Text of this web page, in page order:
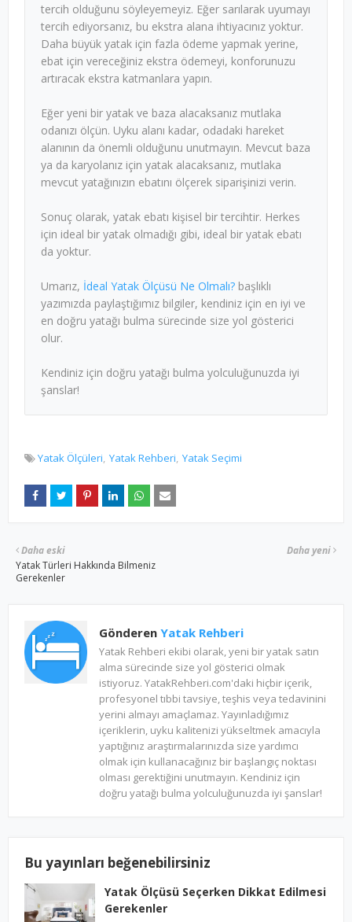
tercih olduğunu söyleyemeyiz. Eğer sarılarak uyumayı
tercih ediyorsanız, bu ekstra alana ihtiyacınız yoktur.
Daha büyük yatak için fazla ödeme yapmak yerine,
ebat için vereceğiniz ekstra ödemeyi, konforunuzu
artıracak ekstra katmanlara yapın.
Eğer yeni bir yatak ve baza alacaksanız mutlaka
odanızı ölçün. Uyku alanı kadar, odadaki hareket
alanının da önemli olduğunu unutmayın. Mevcut baza
ya da karyolanız için yatak alacaksanız, mutlaka
mevcut yatağınızın ebatını ölçerek siparişinizi verin.
Sonuç olarak, yatak ebatı kişisel bir tercihtir. Herkes
için ideal bir yatak olmadığı gibi, ideal bir yatak ebatı
da yoktur.
Umarız, İdeal Yatak Ölçüsü Ne Olmalı? başlıklı
yazımızda paylaştığımız bilgiler, kendiniz için en iyi ve
en doğru yatağı bulma sürecinde size yol gösterici
olur.
Kendiniz için doğru yatağı bulma yolculuğunuzda iyi
şanslar!
Yatak Ölçüleri Yatak Rehberi Yatak Seçimi
Daha yeni
Daha eski
Yatak Türleri Hakkında Bilmeniz
Gerekenler
Gönderen Yatak Rehberi
Yatak Rehberi ekibi olarak, yeni bir yatak satın
alma sürecinde size yol gösterici olmak
istiyoruz. YatakRehberi.com'daki hiçbir içerik,
profesyonel tıbbi tavsiye, teşhis veya tedavinini
yerini almayı amaçlamaz. Yayınladığımız
içeriklerin, uyku kalitenizi yükseltmek amacıyla
yaptığınız araştırmalarınızda size yardımcı
olmak için kullanacağınız bir başlangıç noktası
olması gerektiğini unutmayın. Kendiniz için
doğru yatağı bulma yolculuğunuzda iyi şanslar!
Bu yayınları beğenebilirsiniz
Yatak Ölçüsü Seçerken Dikkat Edilmesi
Gerekenler